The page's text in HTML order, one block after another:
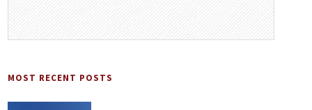
MOST RECENT POSTS